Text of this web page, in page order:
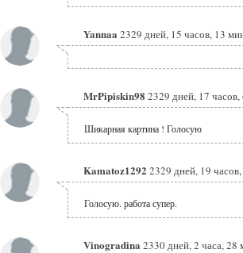
Yannaa 2329 дней, 15 часов, 13
MrPipiskin98 2329 дней, 17 часов,
Шикарная картина ! Голосую
Kamatoz1292 2329 дней, 19
Голосую. работа супер.
Vinogradina 2330 дней, 2 часа, 28